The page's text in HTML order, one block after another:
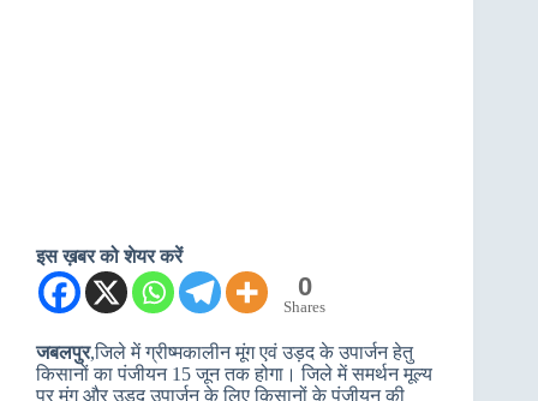
इस ख़बर को शेयर करें
0
Shares
जबलपुर,जिले में ग्रीष्मकालीन मूंग एवं उड़द के उपार्जन हेतु
किसानों का पंजीयन 15 जून तक होगा। जिले में समर्थन मूल्य
पर मूंग और उडद उपार्जन के लिए किसानों के पंजीयन की